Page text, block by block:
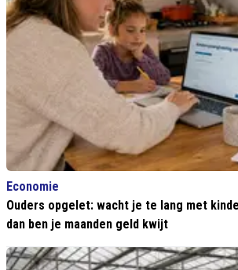
Economie
Ouders opgelet: wacht je te lang met
dan ben je maanden geld kwijt